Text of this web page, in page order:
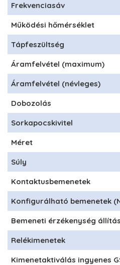
Frekvenciasáv
Működési hőmérséklet
Tápfeszültség
Áramfelvétel (maximum)
Áramfelvétel (névleges)
Dobozolás
Sorkapocskivitel
Méret
Súly
Kontaktusbemenetek
Konfigurálható bemenetek
Bemeneti érzékenység állítás
Relékimenetek
Kimenetaktiválás ingyenes